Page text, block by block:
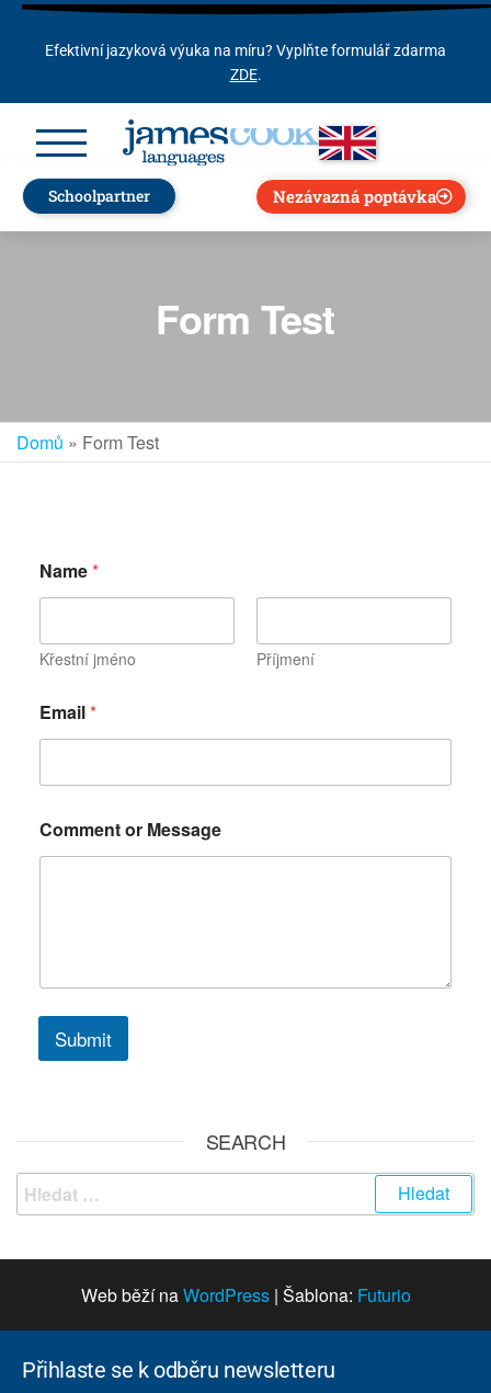
Efektivní jazyková výuka na míru? Vyplňte formulář zdarma
ZDE.
Schoolpartner Nezávazná poptávka
Form Test
Domů » Form Test
a
m
o
r
r
Name*
Křestní jméno Příjmení
Email*
Comment or Message
Submit
SEARCH
Web běží naWordPress | Šablona: Futurio
Přihlaste se k odběru newsletteru